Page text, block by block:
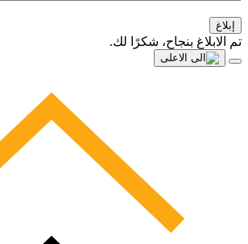
إبلاغ
تم الابلاغ بنجاح، شكرًا لك.